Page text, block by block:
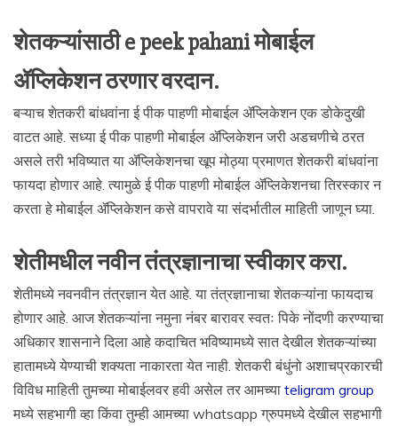
शेतकऱ्यांसाठी e peek pahani मोबाईल
ॲप्लिकेशन ठरणार वरदान.
बऱ्याच शेतकरी बांधवांना ई पीक पाहणी मोबाईल ॲप्लिकेशन एक डोकेदुखी
वाटत आहे. सध्या ई पीक पाहणी मोबाईल ॲप्लिकेशन जरी अडचणीचे ठरत
असले तरी भविष्यात या ॲप्लिकेशनचा खूप मोठ्या प्रमाणत शेतकरी बांधवांना
फायदा होणार आहे. त्यामुळे ई पीक पाहणी मोबाईल ॲप्लिकेशनचा तिरस्कार न
करता हे मोबाईल ॲप्लिकेशन कसे वापरावे या संदर्भातील माहिती जाणून घ्या.
शेतीमधील नवीन तंत्रज्ञानाचा स्वीकार करा.
शेतीमध्ये नवनवीन तंत्रज्ञान येत आहे. या तंत्रज्ञानाचा शेतकऱ्यांना फायदाच
होणार आहे. आज शेतकऱ्यांना नमुना नंबर बारावर स्वतः पिके नोंदणी करण्याचा
अधिकार शासनाने दिला आहे कदाचित भविष्यामध्ये सात देखील शेतकऱ्यांच्या
हातामध्ये येण्याची शक्यता नाकारता येत नाही. शेतकरी बंधुंनो अशाचप्रकारची
विविध माहिती तुमच्या मोबाईलवर हवी असेल तर आमच्या teligram group
मध्ये सहभागी व्हा किंवा तुम्ही आमच्या whatsapp ग्रुपमध्ये देखील सहभागी